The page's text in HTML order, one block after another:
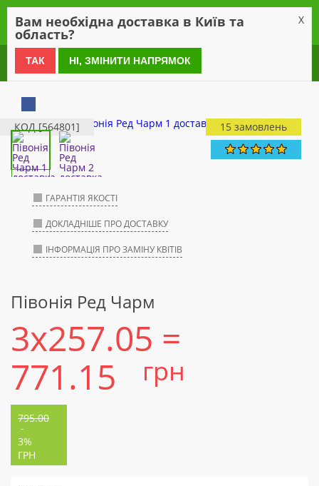
0 800 21 54 55
КОД [564801] 15 замовлень
ГАРАНТІЯ ЯКОСТІ
ДОКЛАДНІШЕ ПРО ДОСТАВКУ
ІНФОРМАЦІЯ ПРО ЗАМІНУ КВІТІВ
Півонія Ред Чарм
3x257.05 =
771.15
грн
795.00
-
3%
ГРН
Вам необхідна доставка в Київ та
область?
X
ТАК НІ, ЗМІНИТИ НАПРЯМОК